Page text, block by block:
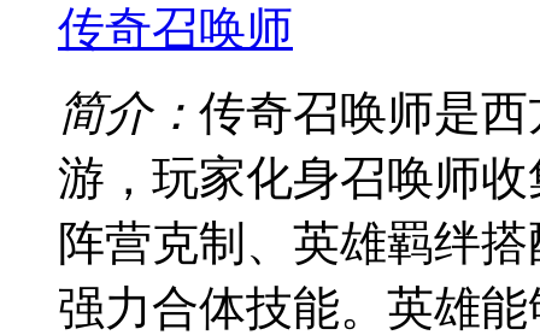
传奇召唤师
简介： 传奇召唤师是
游，玩家化身召唤师
阵营克制、英雄羁绊
强力合体技能。英雄